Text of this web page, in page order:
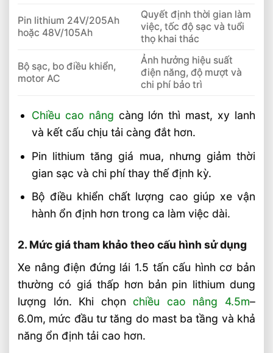
Pin lithium 24V/205Ah
hoặc 48V/105Ah
Quyết định thời gian làm
việc, tốc độ sạc và tuổi
thọ khai thác
Bộ sạc, bo điều khiển,
motor AC
Ảnh hưởng hiệu suất
điện năng, độ mượt và
chi phí bảo trì
Chiều cao nâng càng lớn thì mast, xy lanh
và kết cấu chịu tải càng đắt hơn.
Pin lithium tăng giá mua, nhưng giảm thời
gian sạc và chi phí thay thế định kỳ.
Bộ điều khiển chất lượng cao giúp xe vận
hành ổn định hơn trong ca làm việc dài.
2. Mức giá tham khảo theo cấu hình sử dụng
Xe nâng điện đứng lái 1.5 tấn cấu hình cơ bản
thường có giá thấp hơn bản pin lithium dung
lượng lớn. Khi chọnchiều cao nâng 4.5m–
6.0m, mức đầu tư tăng do mast ba tầng và khả
năng ổn định tải cao hơn.